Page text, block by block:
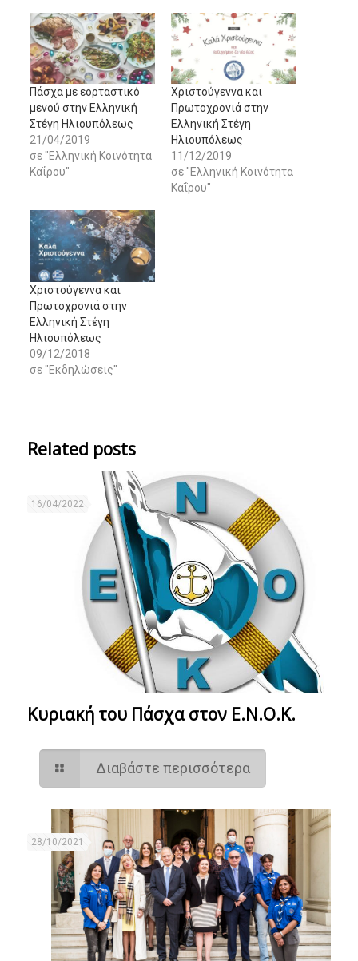
Πάσχα με εορταστικό
μενού στην Ελληνική
Στέγη Ηλιουπόλεως
21/04/2019
σε "Ελληνική Κοινότητα
Καΐρου"
Χριστούγεννα και
Πρωτοχρονιά στην
Ελληνική Στέγη
Ηλιουπόλεως
11/12/2019
σε "Ελληνική Κοινότητα
Καΐρου"
Χριστούγεννα και
Πρωτοχρονιά στην
Ελληνική Στέγη
Ηλιουπόλεως
09/12/2018
σε "Εκδηλώσεις"
Related posts
16/04/2022
Κυριακή του Πάσχα στον Ε.Ν.Ο.Κ.
Διαβάστε περισσότερα
28/10/2021